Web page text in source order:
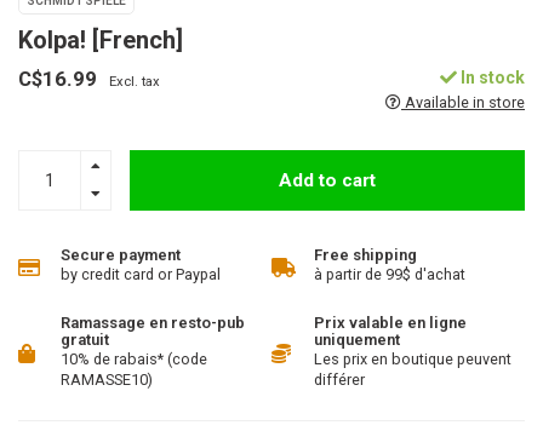
Kolpa! [French]
C$16.99 Excl. tax In stock
Available in store
Add to cart
Secure payment
by credit card or Paypal
Free shipping
à partir de 99$ d'achat
Ramassage en resto-pub
gratuit
10% de rabais* (code
RAMASSE10)
Prix valable en ligne
uniquement
Les prix en boutique peuvent
différer